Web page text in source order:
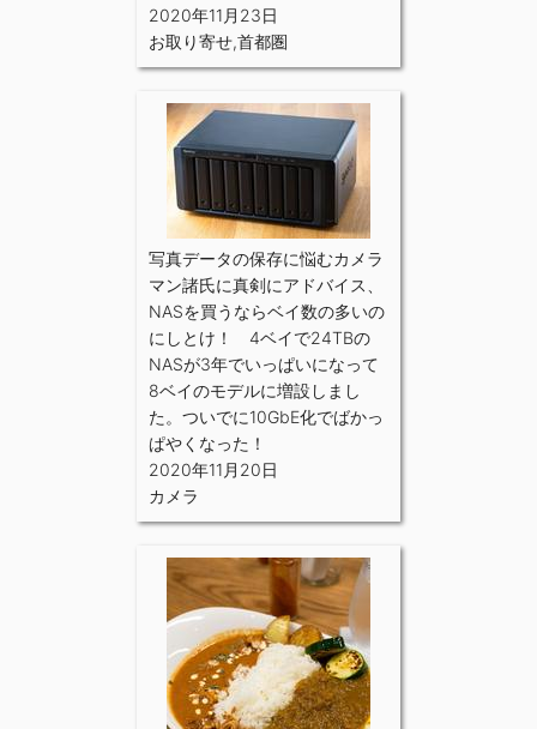
2020年11月23日
お取り寄せ,首都圏
写真データの保存に悩むカメラ
マン諸氏に真剣にアドバイス、
NASを買うならベイ数の多いの
にしとけ！ 4ベイで24TBの
NASが3年でいっぱいになって
8ベイのモデルに増設しまし
た。ついでに10GbE化でばかっ
ぱやくなった！
2020年11月20日
カメラ